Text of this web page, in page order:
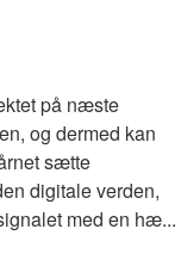
på næste
og dermed kan
sætte
digitale verden,
med en hæ...